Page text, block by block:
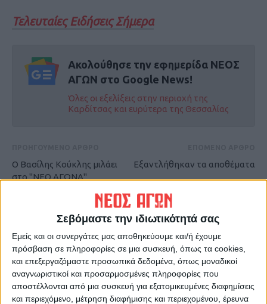
Σεβόμαστε την ιδιωτικότητά σας
Εμείς και οι συνεργάτες μας αποθηκεύουμε και/ή έχουμε
πρόσβαση σε πληροφορίες σε μια συσκευή, όπως τα cookies,
και επεξεργαζόμαστε προσωπικά δεδομένα, όπως μοναδικοί
αναγνωριστικοί και προσαρμοσμένες πληροφορίες που
αποστέλλονται από μια συσκευή για εξατομικευμένες διαφημίσεις
και περιεχόμενο, μέτρηση διαφήμισης και περιεχομένου, έρευνα
Τελευταίες Ειδήσεις Σήμερα
Ακολούθησε την εφημερίδα ΝΕΟΣ
ΑΓΩΝ στο Google News!
Όλες οι εξελίξεις στην περιοχή της
Καρδίτσας και ευρύτερα της Θεσσαλίας
Ο Βασίλης Κούκλης μιλάει
στο "ΝΕΟ ΑΓΩΝΑ"
Εξαντλήθηκαν τα αποθέματα
ΝΕΟΣ ΑΓΩΝ